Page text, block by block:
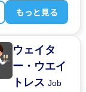
もっと見る
ウェイタ
ー・ウエイ
トレスJob